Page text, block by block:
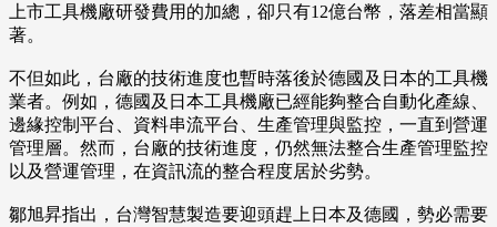
上市工具機廠研發費用的加總，卻只有12億台幣，落差相當顯
著。
不但如此，台廠的技術進度也暫時落後於德國及日本的工具機
業者。例如，德國及日本工具機廠已經能夠整合自動化產線、
邊緣控制平台、資料串流平台、生產管理與監控，一直到營運
管理層。然而，台廠的技術進度，仍然無法整合生產管理監控
以及營運管理，在資訊流的整合程度居於劣勢。
鄒旭昇指出，台灣智慧製造要迎頭趕上日本及德國，勢必需要